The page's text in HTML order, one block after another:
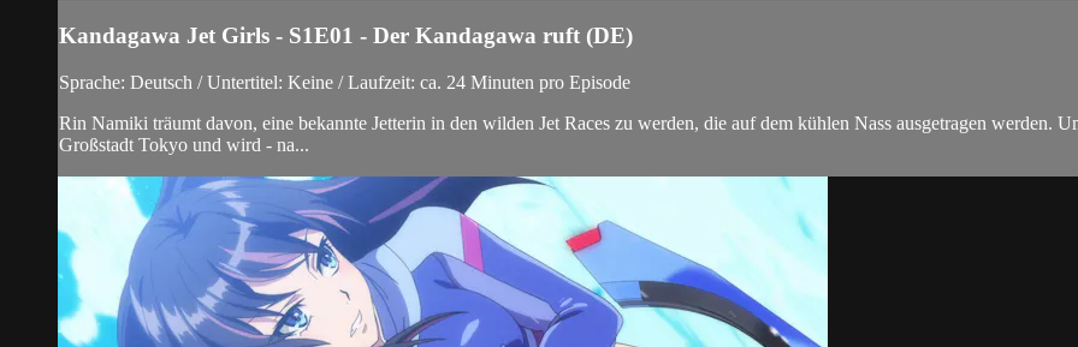
Kandagawa Jet Girls - S1E01 - Der Kandagawa ruft (DE)
Sprache: Deutsch / Untertitel: Keine / Laufzeit: ca. 24 Minuten pro Episode
Rin Namiki träumt davon, eine bekannte Jetterin in den wilden Jet Races zu werden, die auf dem kühlen Nass ausgetragen werden.
Großstadt Tokyo und wird - na...